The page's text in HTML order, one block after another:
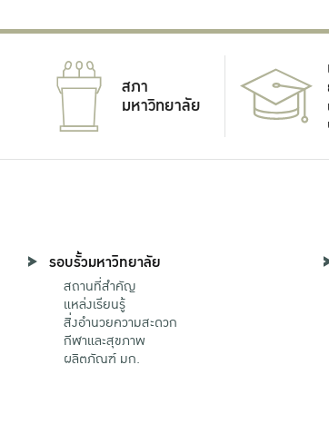
สภา
มหาวิทยาลัย
รอบรั้วมหาวิทยาลัย
สถานที่สำคัญ
แหล่งเรียนรู้
สิ่งอำนวยความสะดวก
กีฬาและสุขภาพ
ผลิตภัณฑ์ มก.